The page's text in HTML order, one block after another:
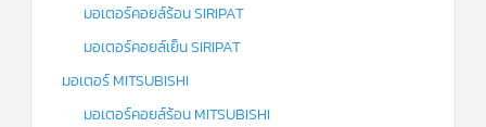
มอเตอร์คอยล์ร้อน SIRIPAT
มอเตอร์คอยล์เย็น SIRIPAT
มอเตอร์ MITSUBISHI
มอเตอร์คอยล์ร้อน MITSUBISHI